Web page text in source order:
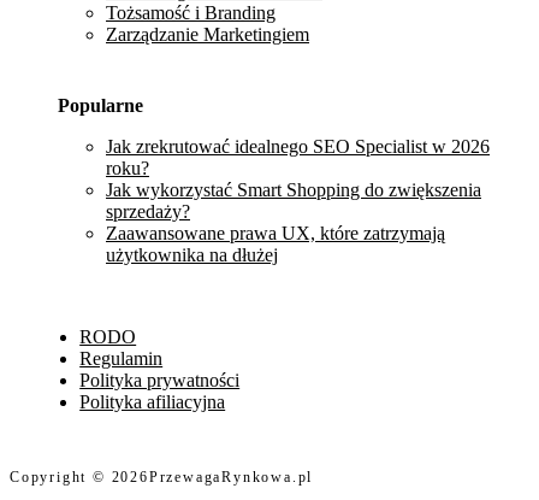
Tożsamość i Branding
Zarządzanie Marketingiem
Popularne
Jak zrekrutować idealnego SEO Specialist w 2026
roku?
Jak wykorzystać Smart Shopping do zwiększenia
sprzedaży?
Zaawansowane prawa UX, które zatrzymają
użytkownika na dłużej
RODO
Regulamin
Polityka prywatności
Polityka afiliacyjna
Copyright © 2026PrzewagaRynkowa.pl